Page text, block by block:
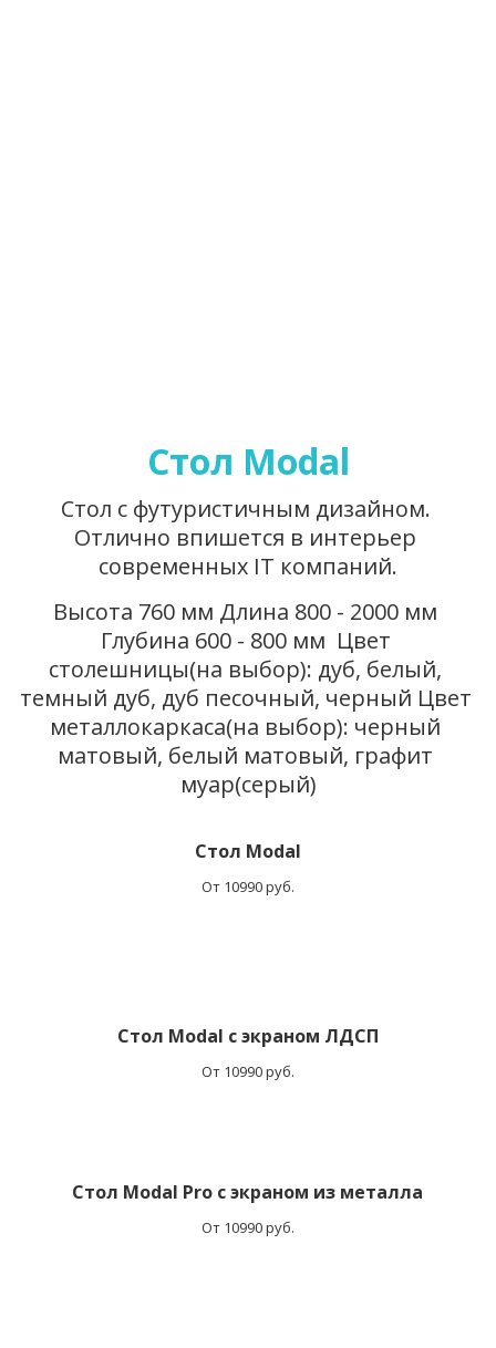
Стол Modal
Стол с футуристичным дизайном.
Отлично впишется в интерьер
современных IT компаний.
Высота 760 мм Длина 800 - 2000 мм
Глубина 600 - 800 мм  Цвет
столешницы(на выбор): дуб, белый,
темный дуб, дуб песочный, черный Цвет
металлокаркаса(на выбор): черный
матовый, белый матовый, графит
муар(серый)
Стол Modal
От 10990 руб.
Стол Modal с экраном ЛДСП
От 10990 руб.
Стол Modal Pro с экраном из металла
От 10990 руб.